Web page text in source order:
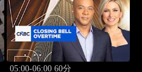
05:00-06:00 60分